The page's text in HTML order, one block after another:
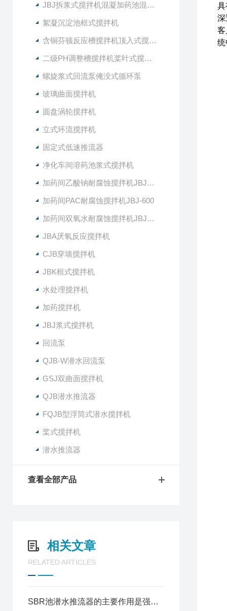
JBJ拆浆式搅拌机混凝加药池混合型搅拌器
絮凝沉淀池框式搅拌机
含铜芬顿反应槽搅拌机顶入式搅拌器
二级PH调整槽搅拌机桨叶式搅拌器
螺旋浆式回流泵俺没式循环泵
玻璃曲面搅拌机
圆盘涡轮搅拌机
立式环流搅拌机
固定式低速推流器
净化车间溶药池浆式搅拌机
加药间乙酸钠耐腐蚀搅拌机JBJ-400
加药间PAC耐腐蚀搅拌机JBJ-600
加药间双氧水耐腐蚀搅拌机JBJ-300
JBA厌氧反应搅拌机
CJB穿墙搅拌机
JBK框式搅拌机
水处理搅拌机
加药搅拌机
JBJ浆式搅拌机
回流泵
QJB-W潜水回流泵
GSJ双曲面搅拌机
QJB潜水推流器
FQJB型浮筒式潜水搅拌机
桨式搅拌机
潜水推流器
查看全部产品
相关文章
RELATED ARTICLES
SBR池潜水推流器的主要作用是强化混合与悬浮
具
深
客
统